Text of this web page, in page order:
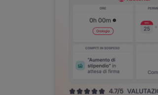
Domande frequenti sulla